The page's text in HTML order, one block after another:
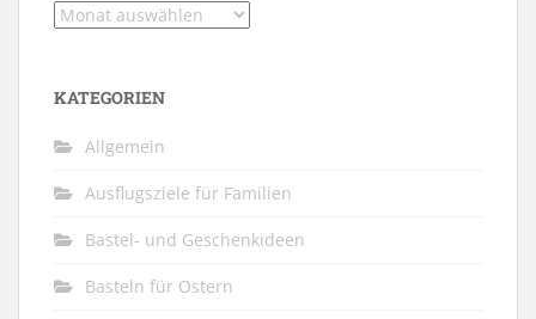
Archiv
KATEGORIEN
Allgemein
Ausflugsziele für Familien
Bastel- und Geschenkideen
Basteln für Ostern